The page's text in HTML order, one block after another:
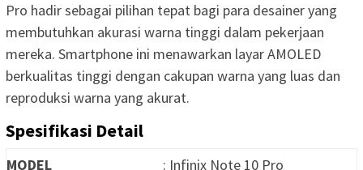
Pro hadir sebagai pilihan tepat bagi para desainer yang
membutuhkan akurasi warna tinggi dalam pekerjaan
mereka. Smartphone ini menawarkan layar AMOLED
berkualitas tinggi dengan cakupan warna yang luas dan
reproduksi warna yang akurat.
Spesifikasi Detail
MODEL
: Infinix Note 10 Pro